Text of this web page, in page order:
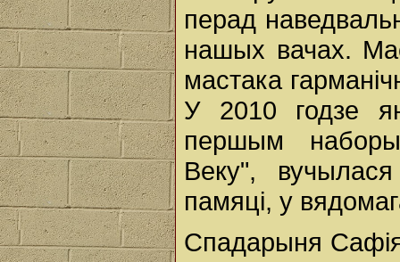
перад
нашых вачах.
мастака
У 2010 годзе
першым наборы
Веку",
памяці, у
Спадарыня